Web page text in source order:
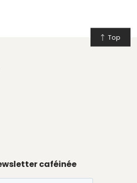
Top
caféinée